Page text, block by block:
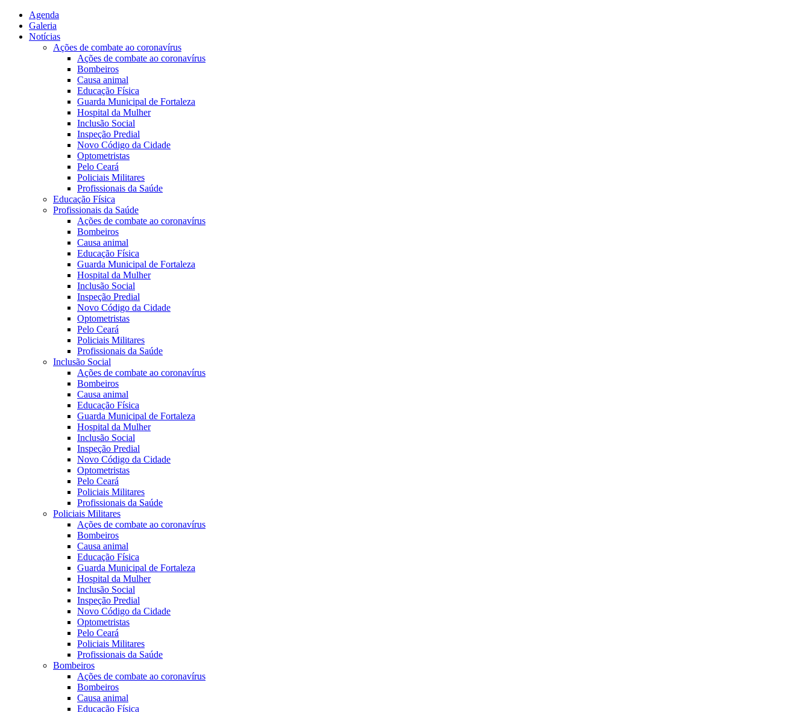
Agenda
Galeria
Notícias
Ações de combate ao coronavírus
Ações de combate ao coronavírus
Bombeiros
Causa animal
Educação Física
Guarda Municipal de Fortaleza
Hospital da Mulher
Inclusão Social
Inspeção Predial
Novo Código da Cidade
Optometristas
Pelo Ceará
Policiais Militares
Profissionais da Saúde
Educação Física
Profissionais da Saúde
Ações de combate ao coronavírus
Bombeiros
Causa animal
Educação Física
Guarda Municipal de Fortaleza
Hospital da Mulher
Inclusão Social
Inspeção Predial
Novo Código da Cidade
Optometristas
Pelo Ceará
Policiais Militares
Profissionais da Saúde
Inclusão Social
Ações de combate ao coronavírus
Bombeiros
Causa animal
Educação Física
Guarda Municipal de Fortaleza
Hospital da Mulher
Inclusão Social
Inspeção Predial
Novo Código da Cidade
Optometristas
Pelo Ceará
Policiais Militares
Profissionais da Saúde
Policiais Militares
Ações de combate ao coronavírus
Bombeiros
Causa animal
Educação Física
Guarda Municipal de Fortaleza
Hospital da Mulher
Inclusão Social
Inspeção Predial
Novo Código da Cidade
Optometristas
Pelo Ceará
Policiais Militares
Profissionais da Saúde
Bombeiros
Ações de combate ao coronavírus
Bombeiros
Causa animal
Educação Física